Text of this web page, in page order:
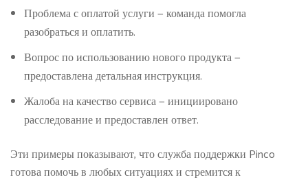
Проблема с оплатой услуги — команда помогла
разобраться и оплатить.
Вопрос по использованию нового продукта —
предоставлена детальная инструкция.
Жалоба на качество сервиса — инициировано
расследование и предоставлен ответ.
Эти примеры показывают, что служба поддержки Pinco
готова помочь в любых ситуациях и стремится к